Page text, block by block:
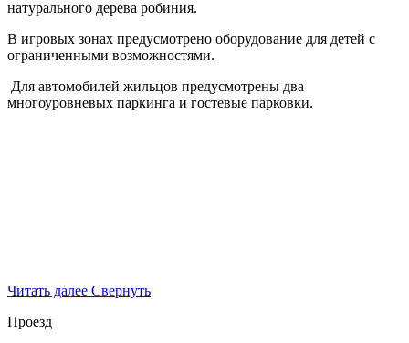
натурального дерева робиния.
В игровых зонах предусмотрено оборудование для детей с
ограниченными возможностями.
Для автомобилей жильцов предусмотрены два
многоуровневых паркинга и гостевые парковки.
Читать далее Свернуть
Проезд